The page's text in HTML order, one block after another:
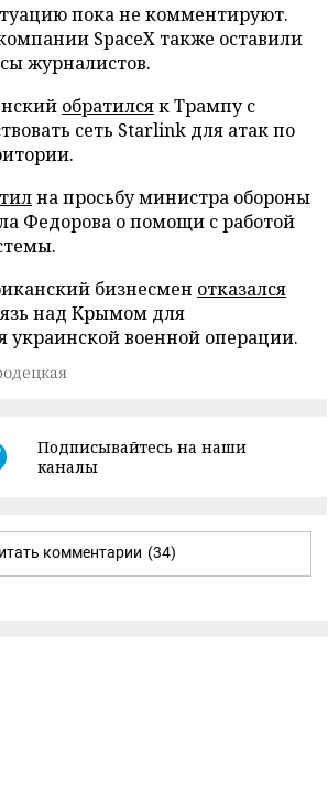
пока не комментируют.
SpaceX также оставили
журналистов.
обратилсяк Трампу с
сеть Starlink для атак по
на просьбу министра обороны
Федорова о помощи с работой
бизнесмен отказался
над Крымом для
украинской военной операции.
Подписывайтесь на наши
каналы
комментарии (34)